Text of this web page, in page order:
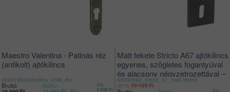
Maestro Valentina - Patinás réz
(antikolt) ajtókilincs
00001993valentina_antik_rez
Bruttó: Nettó: Áfa:
4 039 Ft
Matt fekete Stricto A67 ajtókilincs
egyenes, szögletes fogantyúval
és alacsony négyzetrozettával –
3 év garancia
00000992_stricto_67_matt fekete
-21% 10 120Ft